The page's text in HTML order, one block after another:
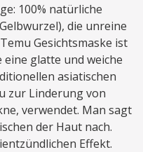
100% natürliche
die unreine
Gesichtsmaske ist
glatte und weiche
asiatischen
zur Linderung von
verwendet. Man sagt
der Haut nach.
Effekt.